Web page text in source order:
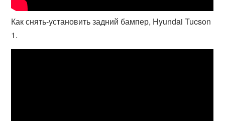
Как снять-установить задний бампер, Hyundai Tucson
1.